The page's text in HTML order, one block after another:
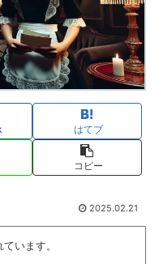
はてブ
コピー
2025.02.21
います。